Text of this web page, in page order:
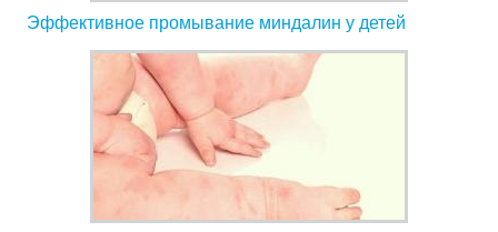
Эффективное промывание миндалин у детей